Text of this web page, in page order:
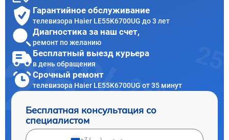
Гарантийное обслуживание
телевизора Haier LE55K6700UG до 3 лет
Диагностика за наш счет,
ремонт по желанию
Бесплатный выезд курьера
в день обращения
Срочный ремонт
телевизора Haier LE55K6700UG от 35 минут
Бесплатная консультация со
специалистом